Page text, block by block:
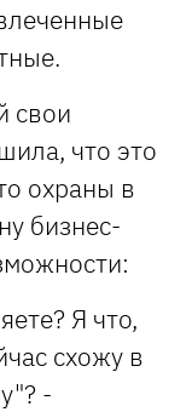
свои
что это
охраны в
бизнес-
Я что,
схожу в
-